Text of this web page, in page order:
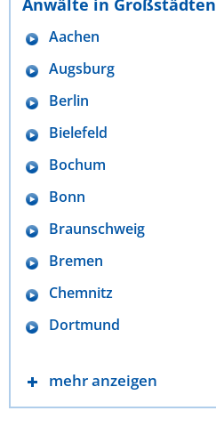
Aachen
Augsburg
Berlin
Bielefeld
Bochum
Bonn
Braunschweig
Bremen
Chemnitz
Dortmund
mehr anzeigen